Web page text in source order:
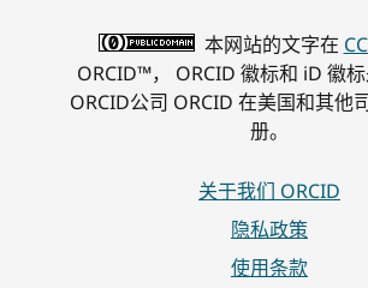
本网站的文字在
ORCID™， ORCID 徽标和 iD 徽
ORCID公司 ORCID 在美国和其他
册。
关于我们 ORCID
隐私政策
使用条款